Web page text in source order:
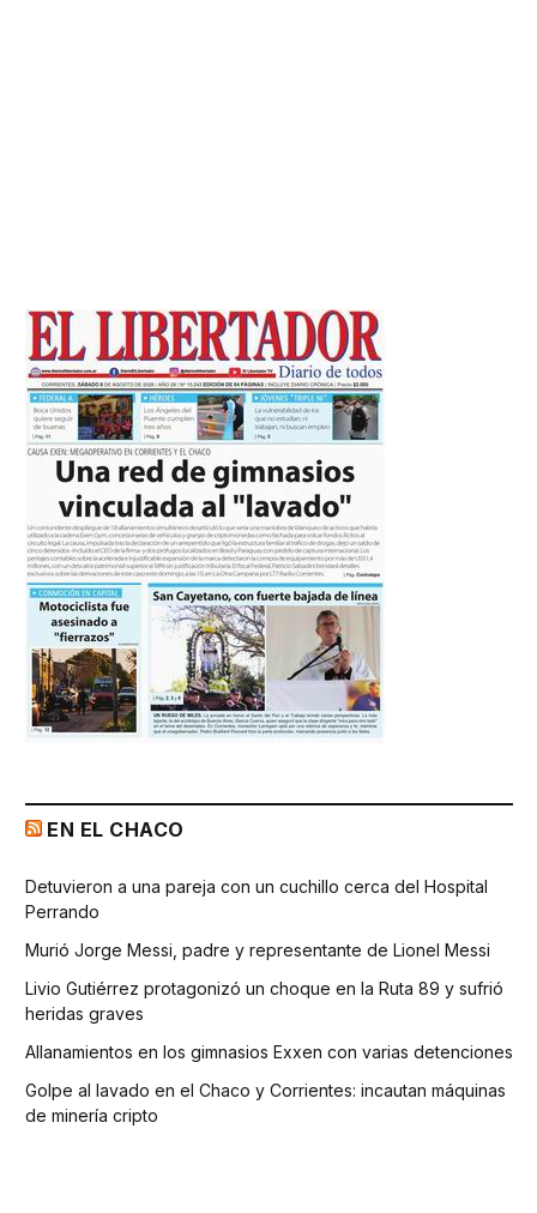
EN EL CHACO
Detuvieron a una pareja con un cuchillo cerca del Hospital
Perrando
Murió Jorge Messi, padre y representante de Lionel Messi
Livio Gutiérrez protagonizó un choque en la Ruta 89 y sufrió
heridas graves
Allanamientos en los gimnasios Exxen con varias detenciones
Golpe al lavado en el Chaco y Corrientes: incautan máquinas
de minería cripto